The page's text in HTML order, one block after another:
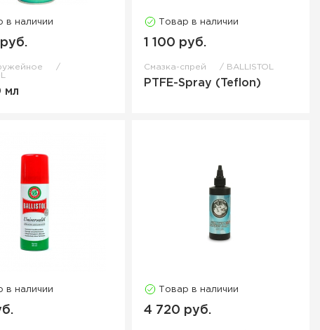
в наличии
мл
Товар в наличии
1 100 руб.
Смазка-спрей BALLISTOL
PTFE-Spray (Teflon)
в наличии Товар в наличии
4 720 руб.